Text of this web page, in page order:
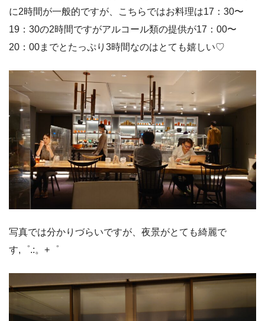
に2時間が一般的ですが、こちらではお料理は17：30〜
19：30の2時間ですがアルコール類の提供が17：00〜
20：00までとたっぷり3時間なのはとても嬉しい♡
写真では分かりづらいですが、夜景がとても綺麗で
す,゜.:。+゜